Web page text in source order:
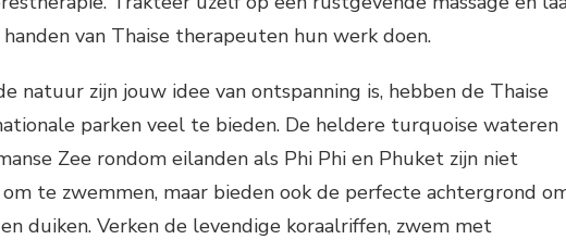
van Thaise therapeuten hun werk doen.
natuur zijn jouw idee van ontspanning is, hebben de Thaise
parken veel te bieden. De heldere turquoise wateren
Zee rondom eilanden als Phi Phi en Phuket zijn niet
te zwemmen, maar bieden ook de perfecte achtergrond
duiken. Verken de levendige koraalriffen, zwem met